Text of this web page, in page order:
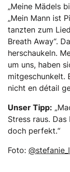
„Meine Mädels
„Mein Mann ist
tanzten zum
Breath Away“.
herschaukeln.
um uns, haben
mitgeschunkelt.
nicht en détail
Unser Tipp:
Stress raus.
doch perfekt.“
Foto: